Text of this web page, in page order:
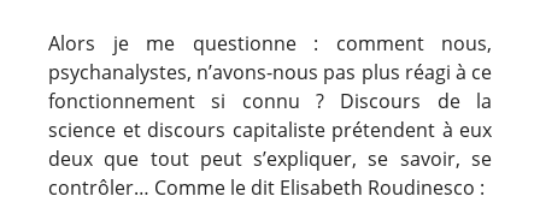
Alors je me questionne : comment nous,
psychanalystes, n’avons-nous pas plus réagi à ce
fonctionnement si connu ? Discours de la
science et discours capitaliste prétendent à eux
deux que tout peut s’expliquer, se savoir, se
contrôler… Comme le dit Elisabeth Roudinesco :